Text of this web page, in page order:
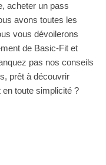
acheter un pass
avons toutes les
vous dévoilerons
de Basic-Fit et
pas nos conseils
prêt à découvrir
toute simplicité ?